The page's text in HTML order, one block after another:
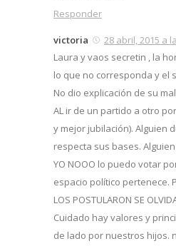
Responder
victoria
28 abril, 2015 a
Laura y vaos secretin , la
lo que no corresponda y el
No dio explicación de su
AL ir de un partido a otro
y mejor jubilación). Alguien
respecta sus bases.
YO NOOO lo puedo votar
espacio político pertenece.
LOS POSTULARON SE
Cuidado hay valores y
de lado por nuestros hijos.